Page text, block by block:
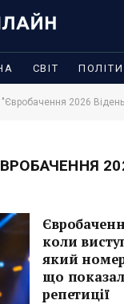
СВІТ
2026
коли
який
що
репетиції